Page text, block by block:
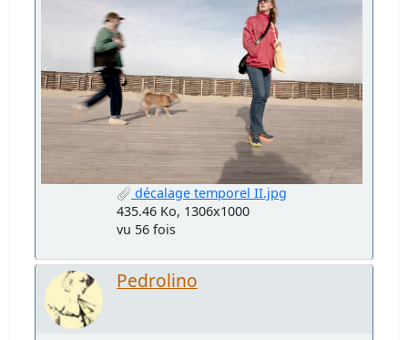
décalage temporel II.jpg
435.46 Ko, 1306x1000
vu 56 fois
Pedrolino